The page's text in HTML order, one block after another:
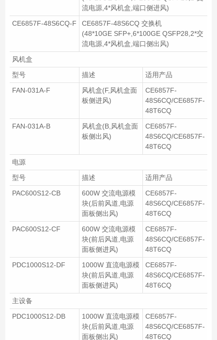
流电源,4*风机盒,端口侧进风)
CE6857F-48S6CQ-F
CE6857F-48S6CQ 交换机
(48*10GE SFP+,6*100GE QSFP28,2*交
流电源,4*风机盒,端口侧出风)
风机盒
型号
描述
适用产品
FAN-031A-F
风机盒(F,风机盒面
板侧进风)
CE6857F-
48S6CQ/CE6857F-
48T6CQ
FAN-031A-B
风机盒(B,风机盒面
板侧出风)
CE6857F-
48S6CQ/CE6857F-
48T6CQ
电源
型号
描述
适用产品
PAC600S12-CB
600W 交流电源模
块(后前风道,电源
面板侧出风)
CE6857F-
48S6CQ/CE6857F-
48T6CQ
PAC600S12-CF
600W 交流电源模
块(前后风道,电源
面板侧进风)
CE6857F-
48S6CQ/CE6857F-
48T6CQ
PDC1000S12-DF
1000W 直流电源模
块(前后风道,电源
面板侧进风)
CE6857F-
48S6CQ/CE6857F-
48T6CQ
主设备
PDC1000S12-DB
1000W 直流电源模
块(后前风道,电源
面板侧出风)
CE6857F-
48S6CQ/CE6857F-
48T6CQ